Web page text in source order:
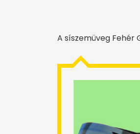
A síszemüveg Fehér